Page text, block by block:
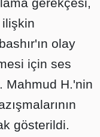
ilişkin
olay
için ses
Mahmud H.'nin
gösterildi.